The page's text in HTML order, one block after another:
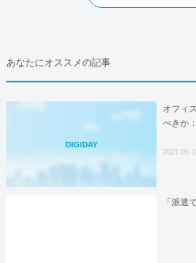
あなたにオススメの記事
DIGIDAY
オフィ
べきか
「派遣